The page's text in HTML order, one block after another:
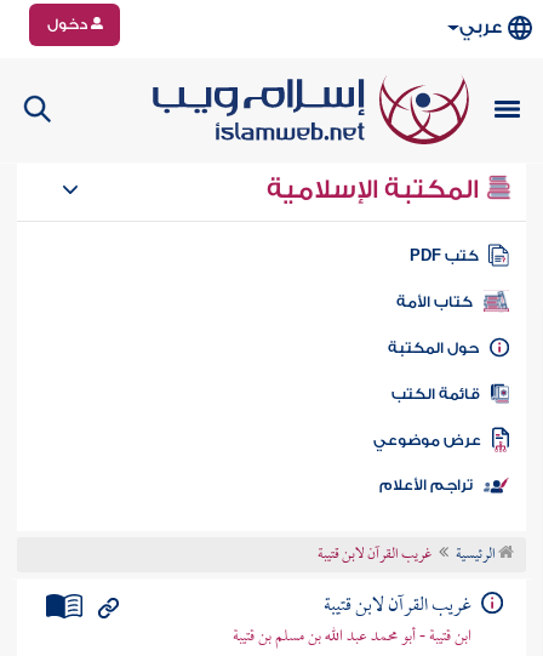
عربي دخول
المكتبة الإسلامية
كتب PDF
كتاب الأمة
المكتبة
الكتب
موضوعي
تراجم الأعلام
الرئيسية غريب القرآن لابن قتيبة
غريب القرآن لابن قتيبة
ابن قتيبة - أبو محمد عبد الله بن مسلم بن قتيبة